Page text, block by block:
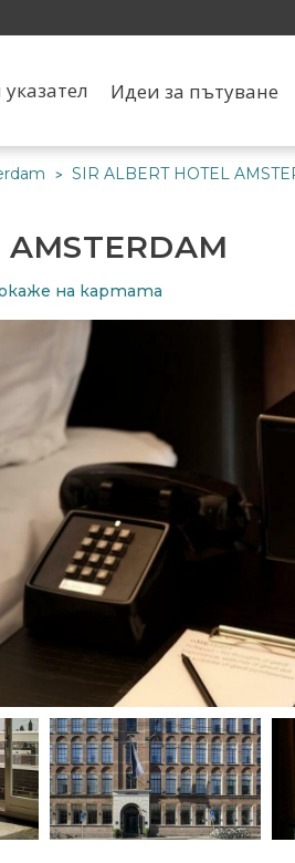
Идеи за пътуване
> SIR ALBERT HOTEL
на картата